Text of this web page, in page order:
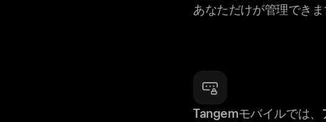
あなただけが管理できま
Tangemモバイルでは、